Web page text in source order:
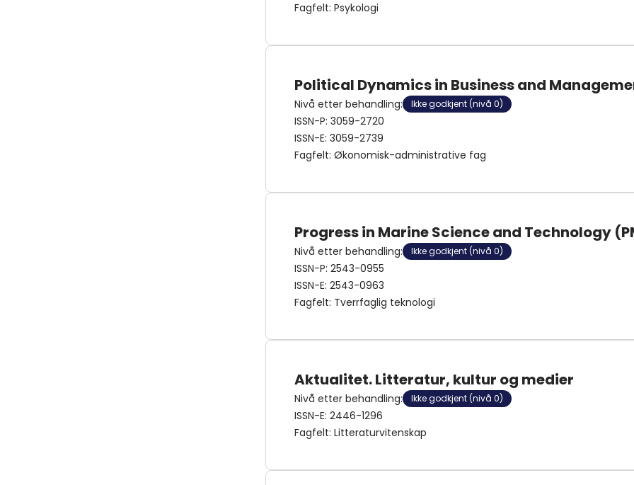
Fagfelt: Psykologi
Political Dynamics in Business and
Nivå etter behandling: Ikke godkjent (nivå 0)
ISSN-P: 3059-2720
ISSN-E: 3059-2739
Fagfelt: Økonomisk-administrative fag
Progress in Marine Science and Technology
Nivå etter behandling: Ikke godkjent (nivå 0)
ISSN-P: 2543-0955
ISSN-E: 2543-0963
Fagfelt: Tverrfaglig teknologi
Aktualitet. Litteratur, kultur og medier
Nivå etter behandling: Ikke godkjent (nivå 0)
ISSN-E: 2446-1296
Fagfelt: Litteraturvitenskap